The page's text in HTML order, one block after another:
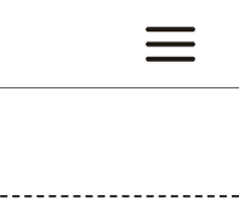
MAIN